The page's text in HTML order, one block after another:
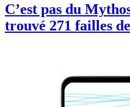
C’est pas du
trouvé 271 failles